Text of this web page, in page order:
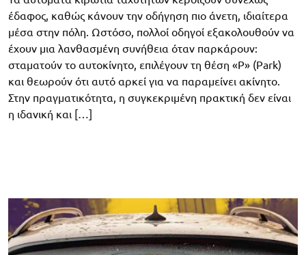
έδαφος, καθώς κάνουν την οδήγηση πιο άνετη, ιδιαίτερα
μέσα στην πόλη. Ωστόσο, πολλοί οδηγοί εξακολουθούν να
έχουν μια λανθασμένη συνήθεια όταν παρκάρουν:
σταματούν το αυτοκίνητο, επιλέγουν τη θέση «P» (Park)
και θεωρούν ότι αυτό αρκεί για να παραμείνει ακίνητο.
Στην πραγματικότητα, η συγκεκριμένη πρακτική δεν είναι
η ιδανική και […]